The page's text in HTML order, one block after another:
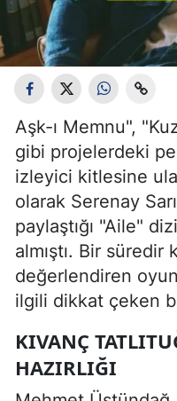
Aşk-ı Memnu",
gibi projelerdeki
izleyici kitlesine
olarak Serenay
paylaştığı "Aile"
almıştı. Bir
değerlendiren
ilgili dikkat çeken
KIVANÇ
HAZIRLIĞI